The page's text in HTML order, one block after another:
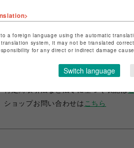
池袋PARCO
ショップお問い合わせは こちら
a foreign language using the automatic
system, it may not be translated
for any direct or indirect damage
Switch language